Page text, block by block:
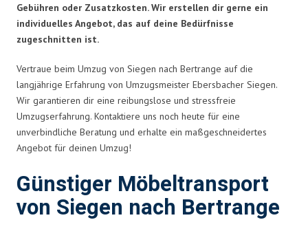
Gebühren oder Zusatzkosten. Wir erstellen dir gerne ein
individuelles Angebot, das auf deine Bedürfnisse
zugeschnitten ist.
Vertraue beim Umzug von Siegen nach Bertrange auf die
langjährige Erfahrung von Umzugsmeister Ebersbacher Siegen.
Wir garantieren dir eine reibungslose und stressfreie
Umzugserfahrung. Kontaktiere uns noch heute für eine
unverbindliche Beratung und erhalte ein maßgeschneidertes
Angebot für deinen Umzug!
Günstiger Möbeltransport
von Siegen nach Bertrange